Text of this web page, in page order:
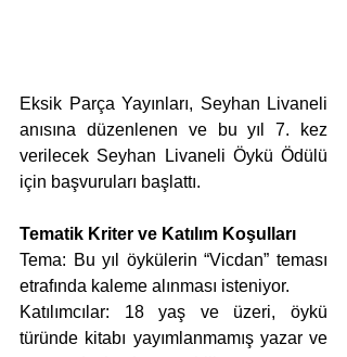
Eksik Parça Yayınları, Seyhan Livaneli
anısına düzenlenen ve bu yıl 7. kez
verilecek Seyhan Livaneli Öykü Ödülü
için başvuruları başlattı.
Tematik Kriter ve Katılım Koşulları
Tema: Bu yıl öykülerin “Vicdan” teması
etrafında kaleme alınması isteniyor.
Katılımcılar: 18 yaş ve üzeri, öykü
türünde kitabı yayımlanmamış yazar ve